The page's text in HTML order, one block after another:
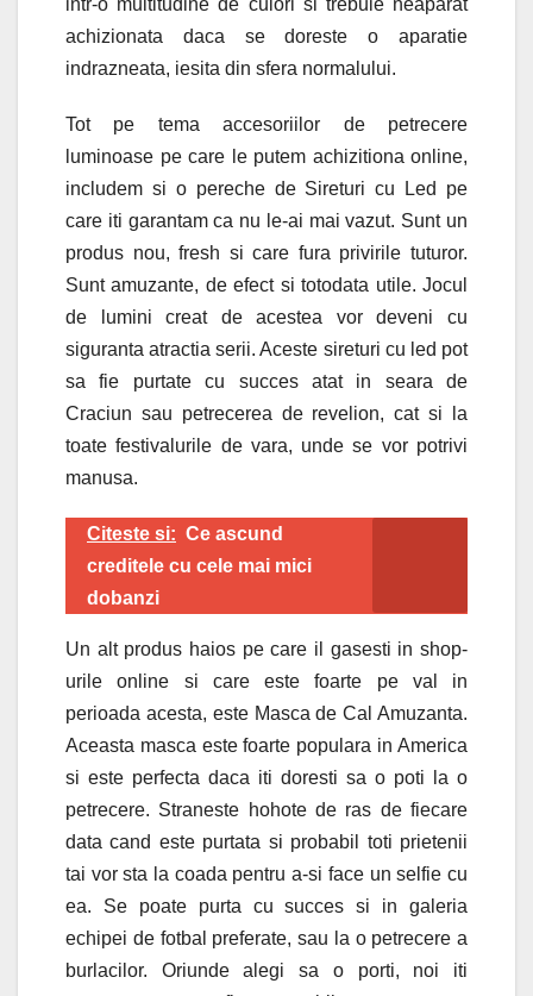
achizionata daca se doreste o aparatie
indrazneata, iesita din sfera normalului.
Tot pe tema accesoriilor de petrecere
luminoase pe care le putem achizitiona online,
includem si o pereche de Sireturi cu Led pe
care iti garantam ca nu le-ai mai vazut. Sunt un
produs nou, fresh si care fura privirile tuturor.
Sunt amuzante, de efect si totodata utile. Jocul
de lumini creat de acestea vor deveni cu
siguranta atractia serii. Aceste sireturi cu led pot
sa fie purtate cu succes atat in seara de
Craciun sau petrecerea de revelion, cat si la
toate festivalurile de vara, unde se vor potrivi
manusa.
Citeste si: Ce ascund
creditele cu cele mai mici
dobanzi
Un alt produs haios pe care il gasesti in shop-
urile online si care este foarte pe val in
perioada acesta, este Masca de Cal Amuzanta.
Aceasta masca este foarte populara in America
si este perfecta daca iti doresti sa o poti la o
petrecere. Straneste hohote de ras de fiecare
data cand este purtata si probabil toti prietenii
tai vor sta la coada pentru a-si face un selfie cu
ea. Se poate purta cu succes si in galeria
echipei de fotbal preferate, sau la o petrecere a
burlacilor. Oriunde alegi sa o porti, noi iti